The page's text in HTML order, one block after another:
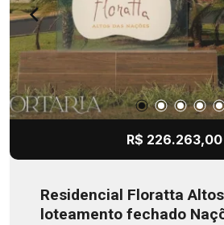
R$
Residencial Floratta
loteamento fechado